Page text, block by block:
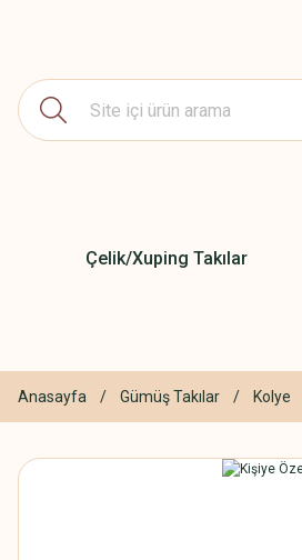
Çelik/Xuping Takılar
Anasayfa Gümüş Takılar Kolye